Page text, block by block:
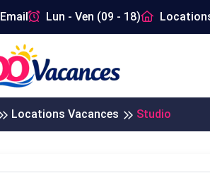
Email Lun - Ven (09 - 18)
Locations Vacances Studio